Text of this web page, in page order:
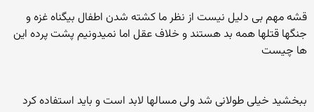
قشه مهم بی دلیل نیست از نظر ما کشته شدن اطفال بیگناه غزه و
جنگها قتلها همه بد هستند و خلاف عقل اما نمیدونیم پشت پرده این
ها چیست
ببخشید خیلی طولانی شد ولی مسالها لابد است و باید استفاده کرد